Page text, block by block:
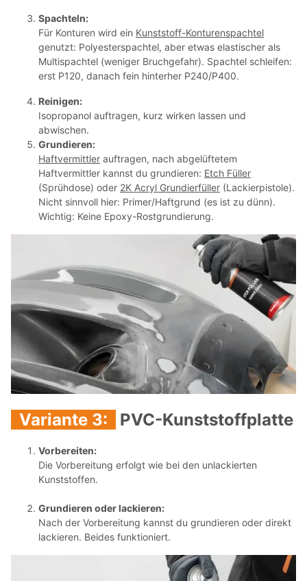
Spachteln:
Für Konturen wird ein Kunststoff-Konturenspachtel
genutzt: Polyesterspachtel, aber etwas elastischer als
Multispachtel (weniger Bruchgefahr). Spachtel schleifen:
erst P120, danach fein hinterher P240/P400.
Reinigen:
Isopropanol auftragen, kurz wirken lassen und
abwischen.
Grundieren:
Haftvermittler auftragen, nach abgelüftetem
Haftvermittler kannst du grundieren: Etch Füller
(Sprühdose) oder 2K Acryl Grundierfüller (Lackierpistole).
Nicht sinnvoll hier: Primer/Haftgrund (es ist zu dünn).
Wichtig: Keine Epoxy-Rostgrundierung.
Variante 3: PVC-Kunststoffplatte
Vorbereiten:
Die Vorbereitung erfolgt wie bei den unlackierten
Kunststoffen.
Grundieren oder lackieren:
Nach der Vorbereitung kannst du grundieren oder direkt
lackieren. Beides funktioniert.